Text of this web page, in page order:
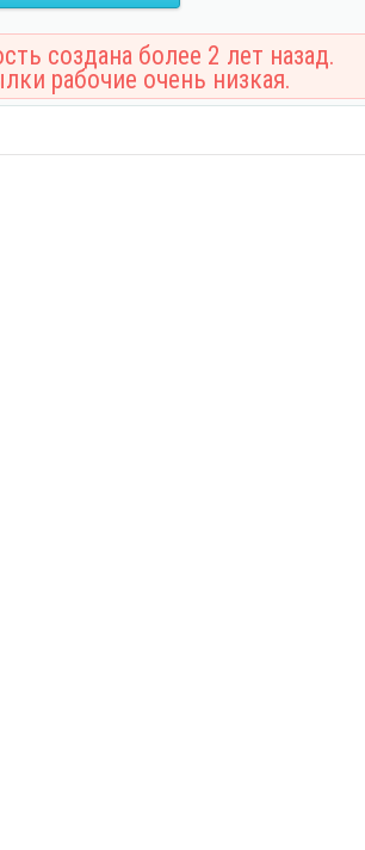
создана более 2 лет назад.
рабочие очень низкая.